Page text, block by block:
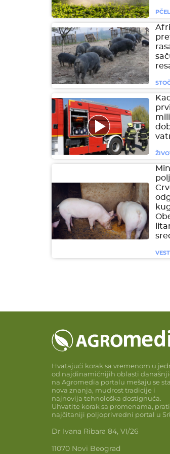
Hvatajući korak sa vremenom u
od najdinamičnijih oblasti
na Agromedia portalu mešaju se
nova znanja, mudrost tradicije i
najnovija tehnološka dostignuća.
Uhvatite korak sa promenama,
najčitaniji poljoprivredni portal u
Dr Ivana Ribara 84, VI/26
11070 Novi Beograd